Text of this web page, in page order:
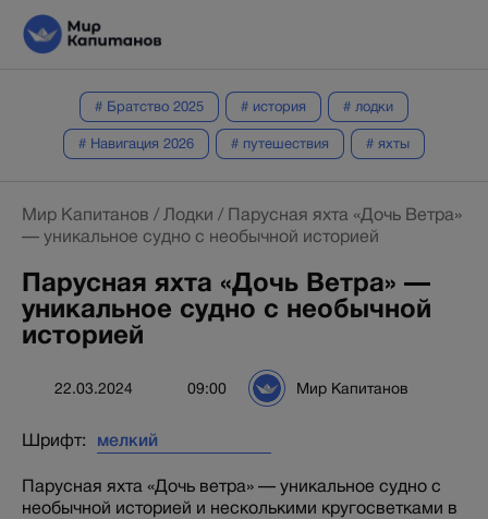
# Братство 2025 # история # лодки
# Навигация 2026 # путешествия # яхты
Мир Капитанов / Лодки / Парусная яхта «Дочь Ветра»
— уникальное судно с необычной историей
Парусная яхта «Дочь Ветра» —
уникальное судно с необычной
историей
22.03.2024 09:00 Мир Капитанов
Шрифт:
Парусная яхта «Дочь ветра» — уникальное судно с
необычной историей и несколькими кругосветками в